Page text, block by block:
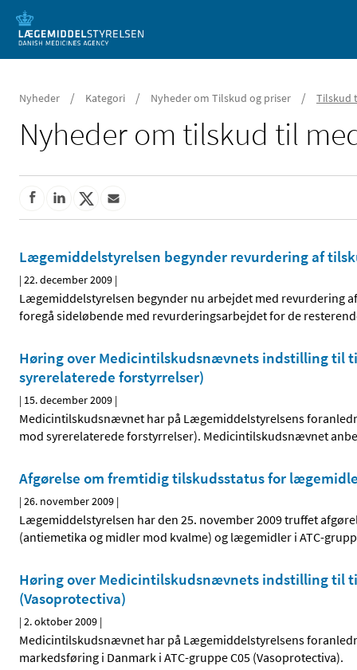
Mobil visning
Nyheder / Kategori / Nyheder om Tilskud og priser / Tilskud
Nyheder om tilskud til
Lægemiddelstyrelsen begynder revurdering af
|22. december 2009 |
Lægemiddelstyrelsen begynder nu arbejdet med revurdering
foregå sideløbende med revurderingsarbejdet for de
Høring over Medicintilskudsnævnets indstilling til
syrerelaterede forstyrrelser)
| 15. december 2009 |
Medicintilskudsnævnet har på Lægemiddelstyrelsens
mod syrerelaterede forstyrrelser). Medicintilskudsnævnet
Afgørelse om fremtidig tilskudsstatus for
|26. november 2009 |
Lægemiddelstyrelsen har den 25. november 2009 truffet
(antiemetika og midler mod kvalme) og lægemidler i ATC-
Høring over Medicintilskudsnævnets indstilling til
(Vasoprotectiva)
|2. oktober 2009 |
Medicintilskudsnævnet har på Lægemiddelstyrelsens
markedsføring i Danmark i ATC-gruppe C05 (Vasoprotectiva).